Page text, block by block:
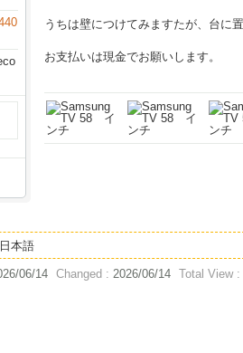
うちは壁につけてみますたが、台に
お支払いは現金でお願いします。
日本語
06/14 Changed : 2026/06/14 Total View :